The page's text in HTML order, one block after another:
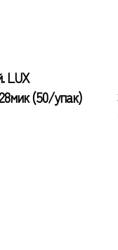
LUX
(50/упак)